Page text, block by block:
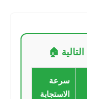
🏠
سرعة
الاستجابة